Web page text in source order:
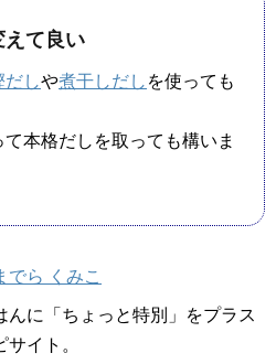
えて良い
だしや煮干しだし を使っても
て本格だしを取っても構いま
でら くみこ
んに「ちょっと特別」をプラス
イト。